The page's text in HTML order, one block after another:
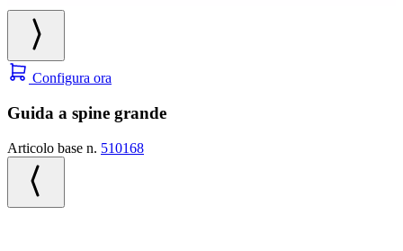
Configura ora
Guida a spine grande
Articolo base n. 510168